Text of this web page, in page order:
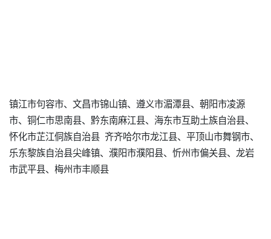
镇江市句容市、文昌市锦山镇、遵义市湄潭县、朝阳市凌源
市、铜仁市思南县、黔东南麻江县、海东市互助土族自治县、
怀化市芷江侗族自治县 齐齐哈尔市龙江县、平顶山市舞钢市、
乐东黎族自治县尖峰镇、濮阳市濮阳县、忻州市偏关县、龙岩
市武平县、梅州市丰顺县